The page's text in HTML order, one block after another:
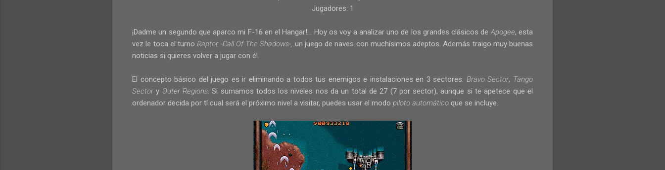
Jugadores: 1
¡Dadme un segundo que aparco mi F-16 en el Hangar!... Hoy os voy a analizar uno de los grandes clásicos deApogee, esta
vez le toca el turnoRaptor -Call Of The Shadows-, un juego de naves con muchísimos adeptos. Además traigo muy buenas
noticias si quieres volver a jugar con él.
El concepto básico del juego es ir eliminando a todos tus enemigos e instalaciones en 3 sectores: Bravo Sector, Tango
Sector y Outer Regions. Si sumamos todos los niveles nos da un total de 27 (7 por sector), aunque si te apetece que el
ordenador decida por tí cual será el próximo nivel a visitar, puedes usar el modo piloto automático que se incluye.